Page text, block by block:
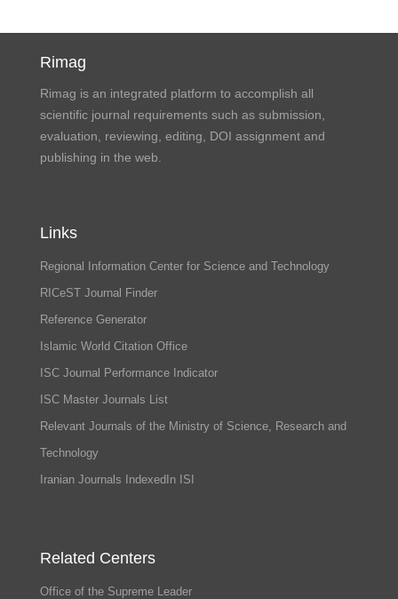
Rimag
Rimag is an integrated platform to accomplish all
scientific journal requirements such as submission,
evaluation, reviewing, editing, DOI assignment and
publishing in the web.
Links
Regional Information Center for Science and Technology
RICeST Journal Finder
Reference Generator
Islamic World Citation Office
ISC Journal Performance Indicator
ISC Master Journals List
Relevant Journals of the Ministry of Science, Research and
Technology
Iranian Journals IndexedIn ISI
Related Centers
Office of the Supreme Leader